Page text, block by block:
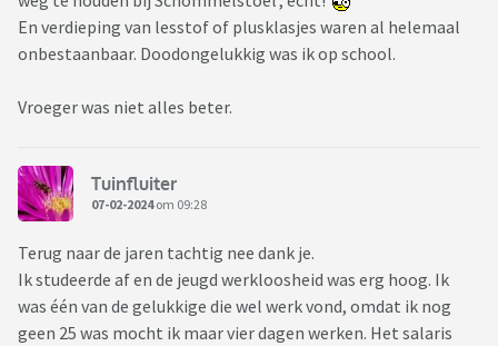
En verdieping van lesstof of plusklasjes waren al helemaal
onbestaanbaar. Doodongelukkig was ik op school.
Vroeger was niet alles beter.
Tuinfluiter
07-02-2024om 09:28
Terug naar de jaren tachtig nee dank je.
Ik studeerde af en de jeugd werkloosheid was erg hoog. Ik
was één van de gelukkige die wel werk vond, omdat ik nog
geen 25 was mocht ik maar vier dagen werken. Het salaris